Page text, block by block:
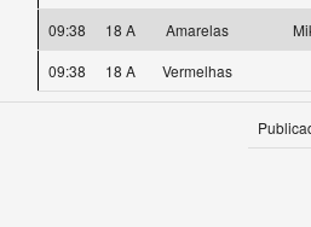
09:38
18 A Amarelas
09:38
18 A Vermelhas